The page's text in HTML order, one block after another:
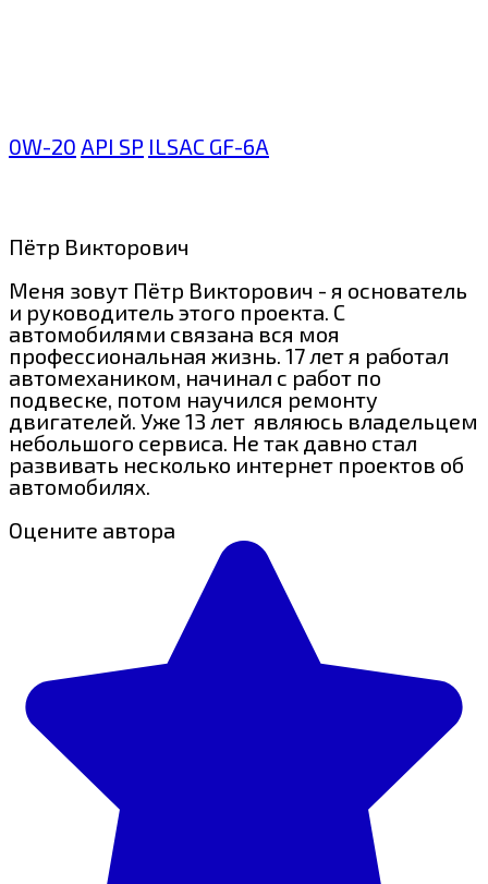
0W-20 API SP ILSAC GF-6A
Пётр Викторович
Меня зовут Пётр Викторович - я основатель
и руководитель этого проекта. С
автомобилями связана вся моя
профессиональная жизнь. 17 лет я работал
автомехаником, начинал с работ по
подвеске, потом научился ремонту
двигателей. Уже 13 лет являюсь владельцем
небольшого сервиса. Не так давно стал
развивать несколько интернет проектов об
автомобилях.
Оцените автора